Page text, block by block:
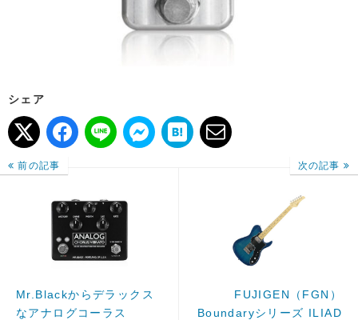
シェア
前の記事
Mr.Blackからデラックス
なアナログコーラス
次の記事
FUJIGEN（FGN）
Boundaryシリーズ ILIAD